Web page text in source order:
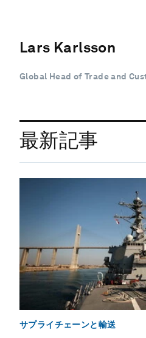
Lars Karlsson
Global Head of Trade and
最新記事
サプライチェーンと輸送